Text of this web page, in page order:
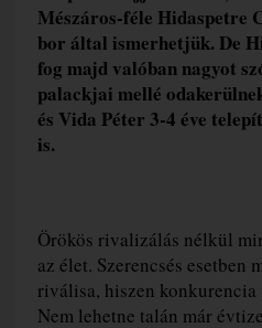
Mészáros-féle Hidaspetre
bor által ismerhetjük. De
fog majd valóban nagyot
palackjai mellé
és Vida Péter 3-4 éve
is.
Örökös rivalizálás nélkül
az élet. Szerencsés esetben
riválisa, hiszen
Nem lehetne talán már